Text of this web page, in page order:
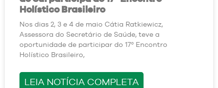
Holístico Brasileiro
Nos dias 2, 3 e 4 de maio Cátia Ratkiewicz,
Assessora do Secretário de Saúde, teve a
oportunidade de participar do 17º Encontro
Holístico Brasileiro,
LEIA NOTÍCIA COMPLETA